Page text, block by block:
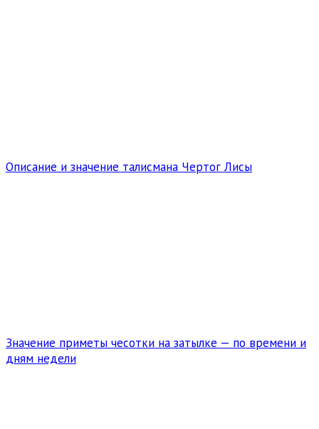
Описание и значение талисмана Чертог Лисы
Значение приметы чесотки на затылке — по времени и
дням недели